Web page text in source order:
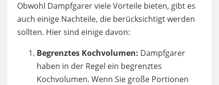
Obwohl Dampfgarer viele Vorteile bieten, gibt es
auch einige Nachteile, die berücksichtigt werden
sollten. Hier sind einige davon:
Begrenztes Kochvolumen: Dampfgarer
haben in der Regel ein begrenztes
Kochvolumen. Wenn Sie große Portionen